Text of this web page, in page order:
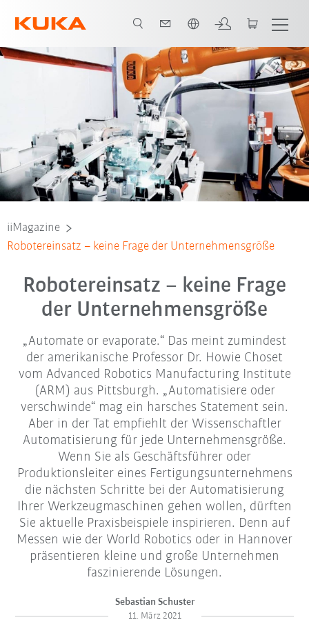
iiMagazine
Robotereinsatz – keine Frage der Unternehmensgröße
Robotereinsatz – keine Frage
der Unternehmensgröße
„Automate or evaporate.“ Das meint zumindest
der amerikanische Professor Dr. Howie Choset
vom Advanced Robotics Manufacturing Institute
(ARM) aus Pittsburgh. „Automatisiere oder
verschwinde“ mag ein harsches Statement sein.
Aber in der Tat empfiehlt der Wissenschaftler
Automatisierung für jede Unternehmensgröße.
Wenn Sie als Geschäftsführer oder
Produktionsleiter eines Fertigungsunternehmens
die nächsten Schritte bei der Automatisierung
Ihrer Werkzeugmaschinen gehen wollen, dürften
Sie aktuelle Praxisbeispiele inspirieren. Denn auf
Messen wie der World Robotics oder in Hannover
präsentieren kleine und große Unternehmen
faszinierende Lösungen.
Sebastian Schuster
11. März 2021